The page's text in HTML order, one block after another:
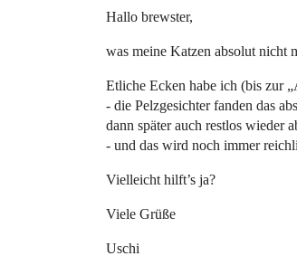
Hallo brewster,
was meine Katzen absolut
Etliche Ecken habe ich (bis zur
- die Pelzgesichter fanden das
dann später auch restlos wieder
- und das wird noch immer
Vielleicht hilft’s ja?
Viele Grüße
Uschi